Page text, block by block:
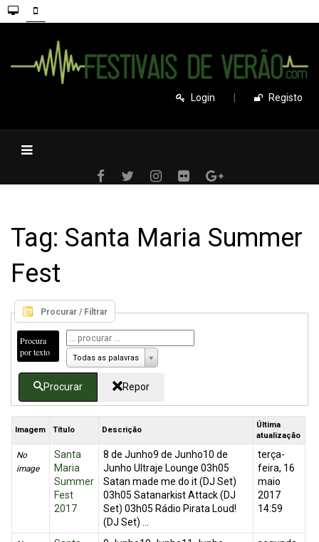
Login Registo
Tag: Santa Maria Summer
Fest
Procurar / Filtrar
Procura
por texto
Todas as palavras
Procurar Repor
Imagem Título Descrição
Última
atualização
No
image
Santa
Maria
Summer
Fest
2017
8 de Junho9 de Junho10 de
Junho Ultraje Lounge 03h05
Satan made me do it (DJ Set)
03h05 Satanarkist Attack (DJ
Set) 03h05 Rádio Pirata Loud!
(DJ Set) ...
terça-
feira, 16
maio
2017
14:59